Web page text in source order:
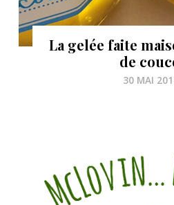
La gelée faite
de
30 MAI